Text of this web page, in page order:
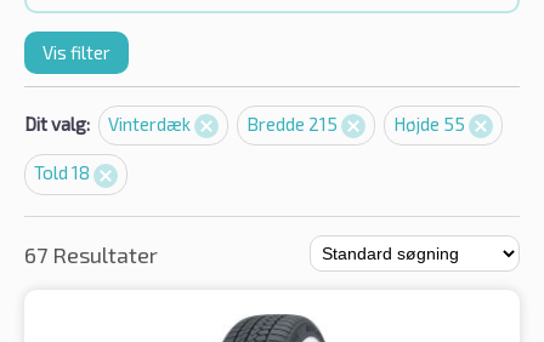
Vis filter
Dit valg: Vinterdæk Bredde 215 Højde 55
Told 18
67 Resultater